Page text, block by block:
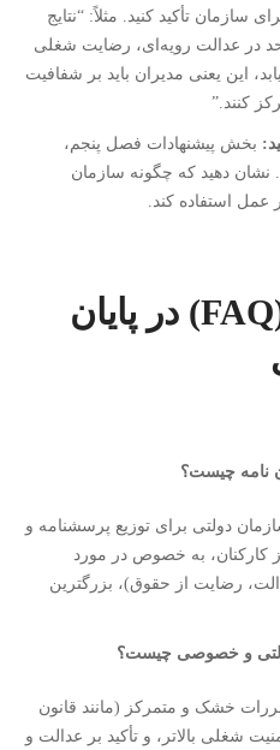
سازمان تأکید کنید. مثلاً: “نتایج
در عدالت رویه‌ای، رضایت شغلی
این یعنی مدیران باید بر شفافیت
کنند.”
بخش پیشنهادات فصل پنجم،
دهید که چگونه سازمان
عمل استفاده کند.
سوالات متداول (FAQ) در پایان
نامه چیست؟
دولتی برای توزیع پرسشنامه و
کارکنان، به خصوص در مورد
رضایت از حقوق)، بزرگترین
خشک و متمرکز (مانند قانون
شغلی بالاتر، و تأکید بر عدالت و